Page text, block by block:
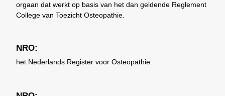
orgaan dat werkt op basis van het dan geldende Reglement
College van Toezicht Osteopathie.
NRO:
het Nederlands Register voor Osteopathie.